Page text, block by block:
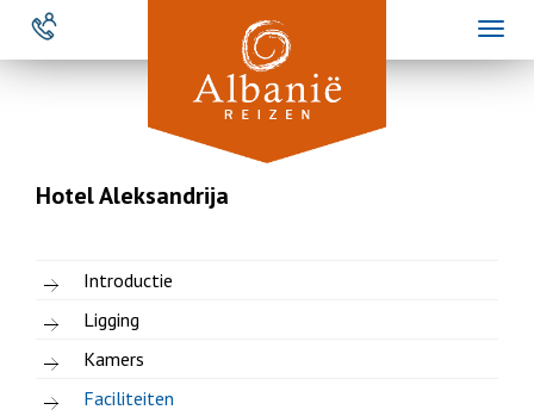
Overslaan
naar
Hotel Aleksandrija
Introductie
Ligging
Kamers
Faciliteiten